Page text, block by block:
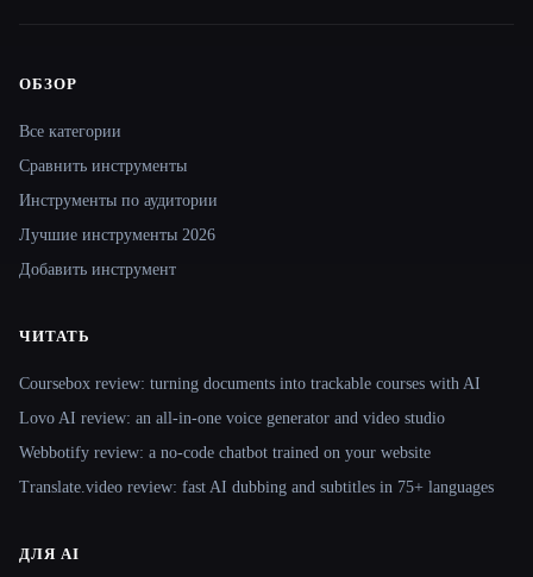
Site navigation
ОБЗОР
Все категории
Сравнить инструменты
Инструменты по аудитории
Лучшие инструменты 2026
Добавить инструмент
ЧИТАТЬ
Coursebox review: turning documents into trackable courses with AI
Lovo AI review: an all-in-one voice generator and video studio
Webbotify review: a no-code chatbot trained on your website
Translate.video review: fast AI dubbing and subtitles in 75+ languages
ДЛЯ AI